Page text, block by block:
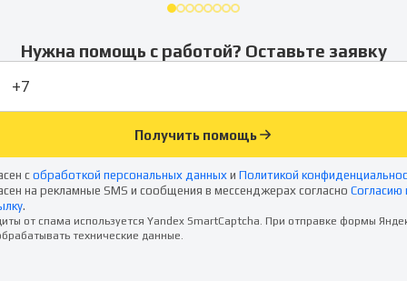
Нужна помощь с работой? Оставьте заявку
Получить помощь
с обработкой персональных данных и Политикой
на рекламные SMS и сообщения в мессенджерах согласно Согласию
.
от спама используется Yandex SmartCaptcha. При отправке формы
технические данные.